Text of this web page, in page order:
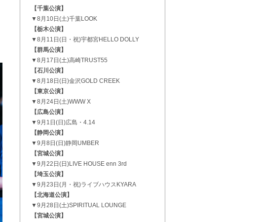
【千葉公演】
▼8月10日(土)千葉LOOK
【栃木公演】
▼8月11日(日・祝)宇都宮HELLO DOLLY
【群馬公演】
▼8月17日(土)高崎TRUST55
【石川公演】
▼8月18日(日)金沢GOLD CREEK
【東京公演】
▼8月24日(土)WWW X
【広島公演】
▼9月1日(日)広島・4.14
【静岡公演】
▼9月8日(日)静岡UMBER
【宮城公演】
▼9月22日(日)LIVE HOUSE enn 3rd
【埼玉公演】
▼9月23日(月・祝)ライブハウスKYARA
【北海道公演】
▼9月28日(土)SPIRITUAL LOUNGE
【宮城公演】